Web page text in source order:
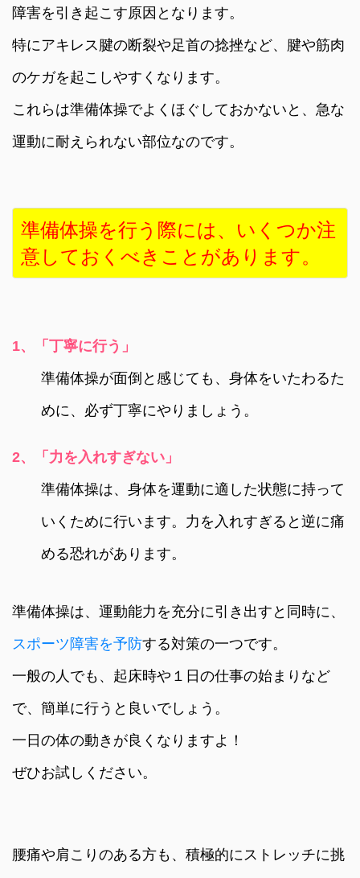
障害を引き起こす原因となります。
特にアキレス腱の断裂や足首の捻挫など、腱や筋肉
のケガを起こしやすくなります。
これらは準備体操でよくほぐしておかないと、急な
運動に耐えられない部位なのです。
準備体操を行う際には、いくつか注
意しておくべきことがあります。
1、「丁寧に行う」
準備体操が面倒と感じても、身体をいたわるた
めに、必ず丁寧にやりましょう。
2、「力を入れすぎない」
準備体操は、身体を運動に適した状態に持って
いくために行います。力を入れすぎると逆に痛
める恐れがあります。
準備体操は、運動能力を充分に引き出すと同時に、
スポーツ障害を予防する対策の一つです。
一般の人でも、起床時や１日の仕事の始まりなど
で、簡単に行うと良いでしょう。
一日の体の動きが良くなりますよ！
ぜひお試しください。
腰痛や肩こりのある方も、積極的にストレッチに挑